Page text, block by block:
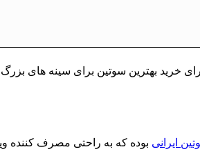
خرید بهترین سوتین برای سینه های
ایرانی بوده که به راحتی مصرف کننده